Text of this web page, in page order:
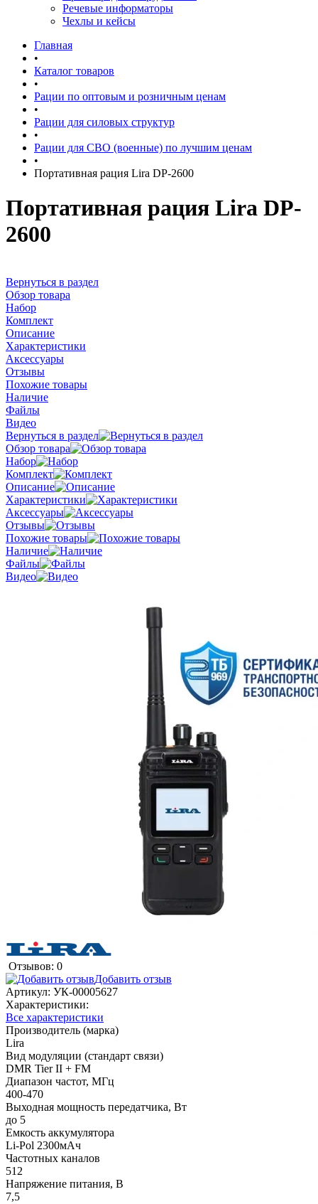
Речевые информаторы
Чехлы и кейсы
Главная
•
Каталог товаров
•
Рации по оптовым и розничным ценам
•
Рации для силовых структур
•
Рации для СВО (военные) по лучшим ценам
•
Портативная рация Lira DP-2600
Портативная рация Lira DP-
2600
Вернуться в раздел
Обзор товара
Набор
Комплект
Описание
Характеристики
Аксессуары
Отзывы
Похожие товары
Наличие
Файлы
Видео
Вернуться в раздел
Обзор товара
Набор
Комплект
Описание
Характеристики
Аксессуары
Отзывы
Похожие товары
Наличие
Файлы
Видео
Отзывов: 0
Добавить отзыв
Артикул: УК-00005627
Характеристики:
Все характеристики
Производитель (марка)
Lira
Вид модуляции (стандарт связи)
DMR Tier II + FM
Диапазон частот, МГц
400-470
Выходная мощность передатчика, Вт
до 5
Емкость аккумулятора
Li-Pol 2300мАч
Частотных каналов
512
Напряжение питания, В
7,5